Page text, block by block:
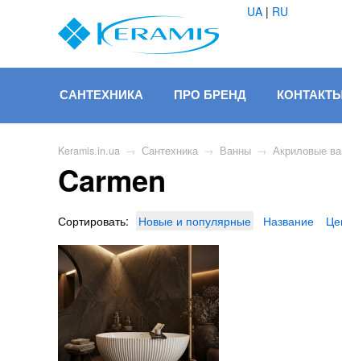
UA | RU
САНТЕХНИКА ПРО БРЕНД
Keramis.in.ua → Сантехника → Ванны → Акриловые
Carmen
Сортировать: Новые и популярные Название